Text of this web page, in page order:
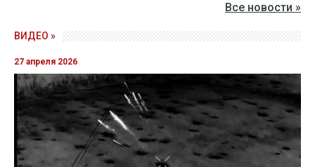
Все новости »
ВИДЕО »
27 апреля 2026